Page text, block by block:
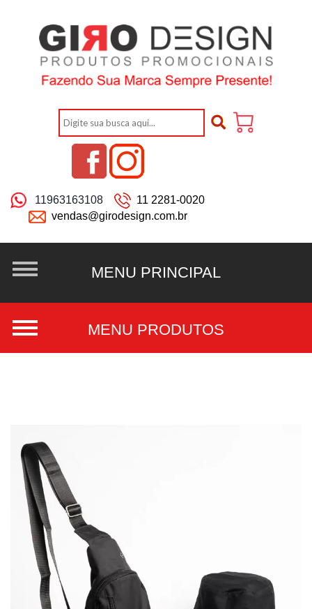
11963163108
11 2281-0020
vendas@girodesign.com.br